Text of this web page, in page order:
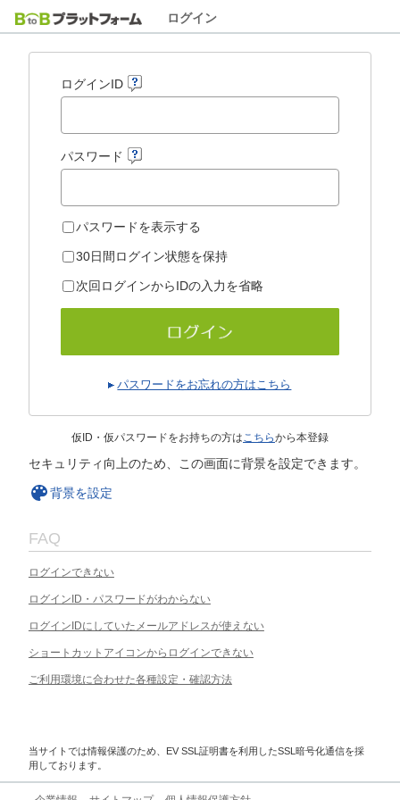
ログイン
ログインID
パスワード
パスワードを表示する
30日間ログイン状態を保持
次回ログインからIDの入力を省略
パスワードをお忘れの方はこちら
仮ID・仮パスワードをお持ちの方はこちらから本登録
セキュリティ向上のため、この画面に背景を設定できます。
背景を設定
FAQ
ログインできない
ログインID・パスワードがわからない
ログインIDにしていたメールアドレスが使えない
ショートカットアイコンからログインできない
ご利用環境に合わせた各種設定・確認方法
当サイトでは情報保護のため、EV SSL証明書を利用したSSL暗号化通信を採
用しております。